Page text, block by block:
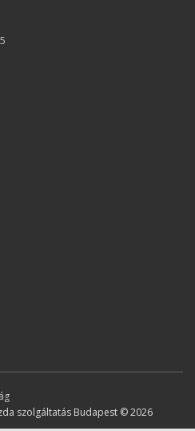
szolgáltatás Budapest © 2026